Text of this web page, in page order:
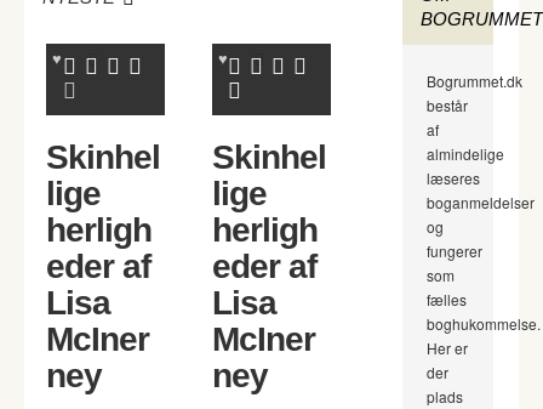
Skinhel
lige
herligh
eder af
Lisa
McIner
ney
Skinhel
lige
herligh
eder af
Lisa
McIner
ney
BOGRUMMET
Bogrummet.dk
består
af
almindelige
læseres
boganmeldelser
og
fungerer
som
fælles
boghukommelse.
Her er
der
plads